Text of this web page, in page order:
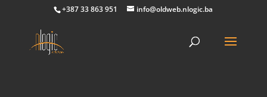
+387 33 863 951 info@oldweb.nlogic.ba